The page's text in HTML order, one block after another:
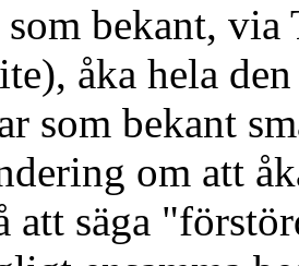
bekant, via
åka hela
som bekant
om att
att säga